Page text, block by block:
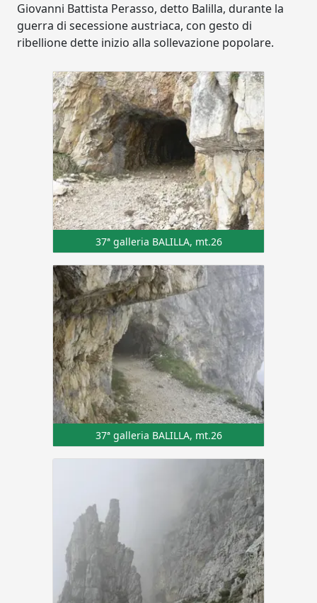
Giovanni Battista Perasso, detto Balilla, durante la
guerra di secessione austriaca, con gesto di
ribellione dette inizio alla sollevazione popolare.
37ª galleria BALILLA, mt.26
37ª galleria BALILLA, mt.26